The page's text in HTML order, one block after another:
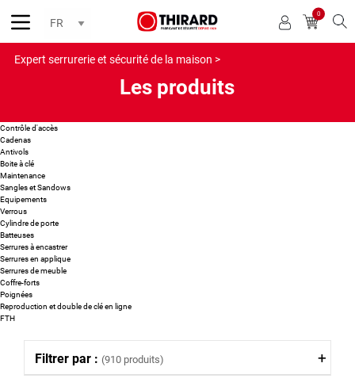
0
Expert serrurerie et sécurité de la maison >
Les produits
Contrôle d'accès
Cadenas
Antivols
Boite à clé
Maintenance
Sangles et Sandows
Equipements
Verrous
Cylindre de porte
Batteuses
Serrures à encastrer
Serrures en applique
Serrures de meuble
Coffre-forts
Poignées
Reproduction et double de clé en ligne
FTH
Filtrer par : (910 produits)